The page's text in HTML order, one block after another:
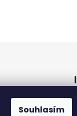
Souhlasím
emipetcz.cz